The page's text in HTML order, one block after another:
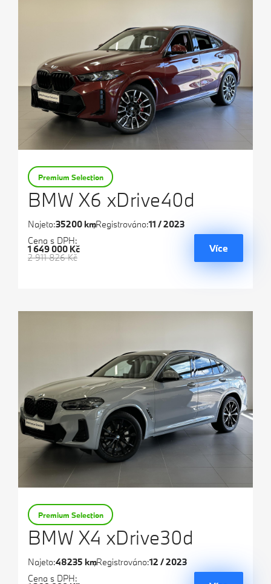
BMW X6 xDrive40d
Premium Selection
Najeto:35200 kmRegistrováno:11 / 2023
Cena s DPH:
2 911 826 Kč
1 649 000 Kč Více
BMW X4 xDrive30d
Premium Selection
Najeto:48235 kmRegistrováno:12 / 2023
Cena s DPH: